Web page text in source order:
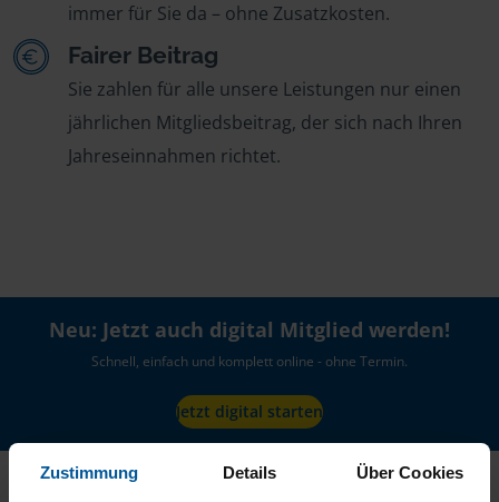
Zustimmung Details Über Cookies
immer für Sie da – ohne Zusatzkosten.
Fairer Beitrag
Sie zahlen für alle unsere Leistungen nur einen
jährlichen Mitgliedsbeitrag, der sich nach Ihren
Jahreseinnahmen richtet.
Neu: Jetzt auch digital Mitglied werden!
Schnell, einfach und komplett online - ohne Termin.
Jetzt digital starten